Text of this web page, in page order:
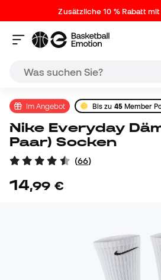
Zusätzliche 10 % Rabatt mit
Im Angebot Bis zu 45Member
Nike Everyday Dämpfung (3
Paar) Socken
(66)
14,99 €